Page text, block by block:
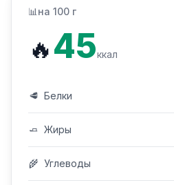
📊 на 100 г
🔥45ккал
🥩 Белки
🧈 Жиры
🌾 Углеводы